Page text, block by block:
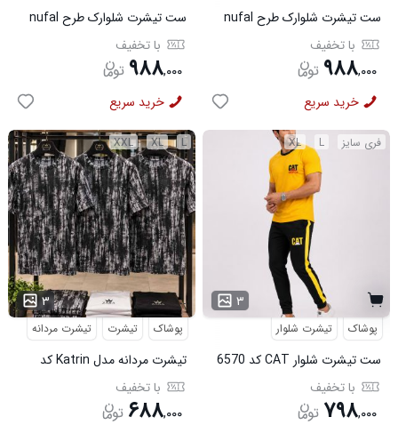
ست تیشرت شلوارک طرح nufal
کد 6578 با تخفیف
۹۸۸,۰۰۰
خرید سریع
ست تیشرت شلوارک طرح nufal
سبز کد 6577با تخفیف
۹۸۸,۰۰۰
خرید سریع
L
XL
XXL
۳ ...
پوشاک تیشرت تیشرت مردانه
تیشرت مردانه مدل Katrin کد
6579با تخفیف
۶۸۸,۰۰۰
فری سایز L
XL
۳
پوشاک تیشرت شلوار
ست تیشرت شلوار CAT کد 6570
با تخفیف
۷۹۸,۰۰۰